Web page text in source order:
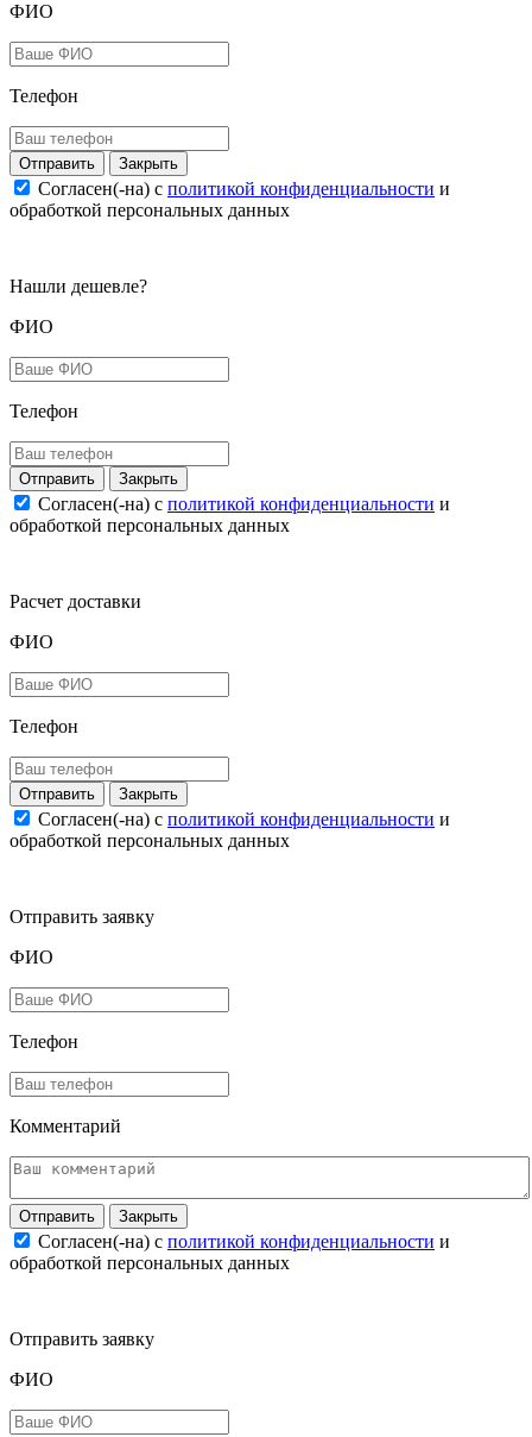
ФИО
Телефон
Закрыть
Согласен(-на) c политикой конфиденциальности и
обработкой персональных данных
Нашли дешевле?
ФИО
Телефон
Закрыть
Согласен(-на) c политикой конфиденциальности и
обработкой персональных данных
Расчет доставки
ФИО
Телефон
Закрыть
Согласен(-на) c политикой конфиденциальности и
обработкой персональных данных
Отправить заявку
ФИО
Телефон
Комментарий
Закрыть
Согласен(-на) c политикой конфиденциальности и
обработкой персональных данных
Отправить заявку
ФИО